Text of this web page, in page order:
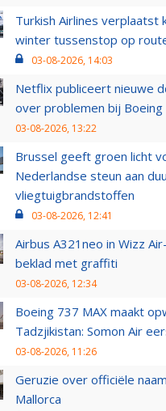
Turkish Airlines verplaatst
winter tussenstop op
03-08-2026, 14:03
Netflix publiceert nieuwe
over problemen bij Boeing
03-08-2026, 13:22
Brussel geeft groen licht
Nederlandse steun aan
vliegtuigbrandstoffen
03-08-2026, 12:41
Airbus A321neo in Wizz
beklad met graffiti
03-08-2026, 12:34
Boeing 737 MAX maakt
Tadzjikistan: Somon Air
03-08-2026, 11:26
Geruzie over officiële
Mallorca